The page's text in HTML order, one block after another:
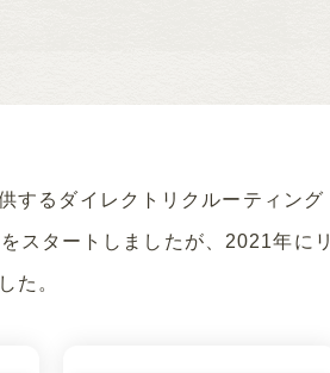
するダイレクトリクルーティング
スタートしましたが、2021年にリ
た。